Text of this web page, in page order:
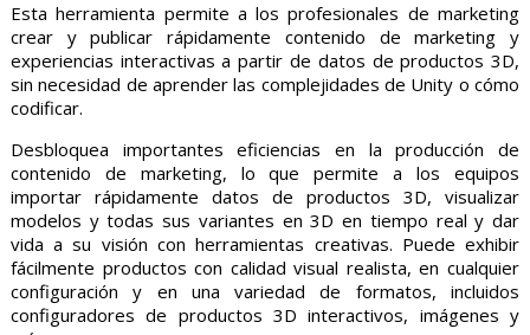
Esta herramienta permite a los profesionales de marketing
crear y publicar rápidamente contenido de marketing y
experiencias interactivas a partir de datos de productos 3D,
sin necesidad de aprender las complejidades de Unity o cómo
codificar.
Desbloquea importantes eficiencias en la producción de
contenido de marketing, lo que permite a los equipos
importar rápidamente datos de productos 3D, visualizar
modelos y todas sus variantes en 3D en tiempo real y dar
vida a su visión con herramientas creativas. Puede exhibir
fácilmente productos con calidad visual realista, en cualquier
configuración y en una variedad de formatos, incluidos
configuradores de productos 3D interactivos, imágenes y